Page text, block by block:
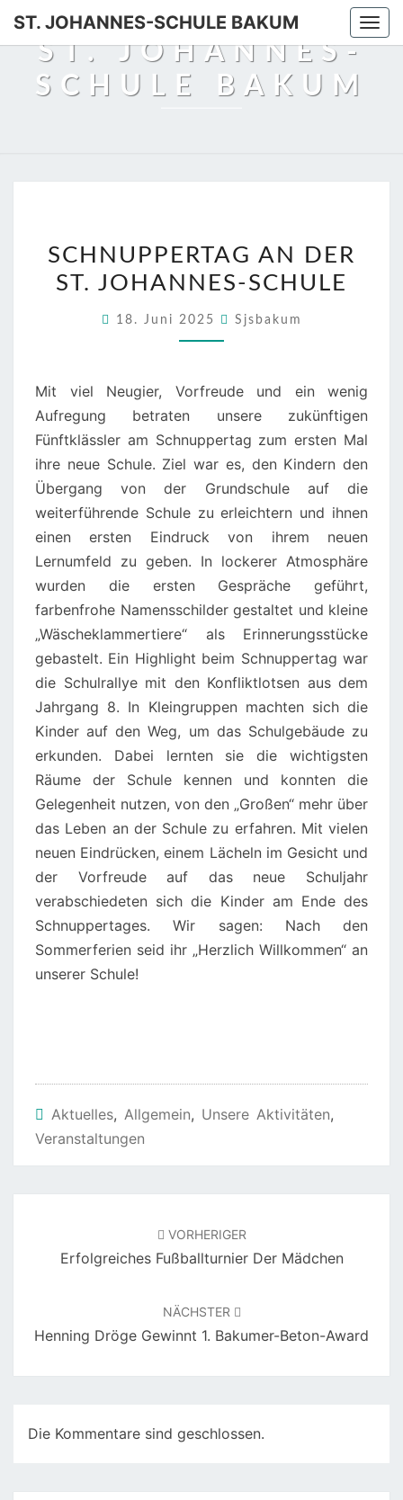
Skip
content
ST. JOHANNES-SCHULE BAKUM
ST. JOHANNES-
SCHULE BAKUM
AN
DER
JOHANNES-
SCHNUPPERTAG AN DER
ST. JOHANNES-SCHULE
18. Juni 2025 Sjsbakum
Mit viel Neugier, Vorfreude und ein wenig
Aufregung betraten unsere zukünftigen
Fünftklässler am Schnuppertag zum ersten Mal
ihre neue Schule. Ziel war es, den Kindern den
Übergang von der Grundschule auf die
weiterführende Schule zu erleichtern und ihnen
einen ersten Eindruck von ihrem neuen
Lernumfeld zu geben. In lockerer Atmosphäre
wurden die ersten Gespräche geführt,
farbenfrohe Namensschilder gestaltet und kleine
„Wäscheklammertiere“ als Erinnerungsstücke
gebastelt. Ein Highlight beim Schnuppertag war
die Schulrallye mit den Konfliktlotsen aus dem
Jahrgang 8. In Kleingruppen machten sich die
Kinder auf den Weg, um das Schulgebäude zu
erkunden. Dabei lernten sie die wichtigsten
Räume der Schule kennen und konnten die
Gelegenheit nutzen, von den „Großen“ mehr über
das Leben an der Schule zu erfahren. Mit vielen
neuen Eindrücken, einem Lächeln im Gesicht und
der Vorfreude auf das neue Schuljahr
verabschiedeten sich die Kinder am Ende des
Schnuppertages. Wir sagen: Nach den
Sommerferien seid ihr „Herzlich Willkommen“ an
unserer Schule!
Aktuelles, Allgemein, Unsere Aktivitäten,
Veranstaltungen
VORHERIGER
Erfolgreiches Fußballturnier Der Mädchen
NÄCHSTER
Henning Dröge Gewinnt 1. Bakumer-Beton-Award
Die Kommentare sind geschlossen.